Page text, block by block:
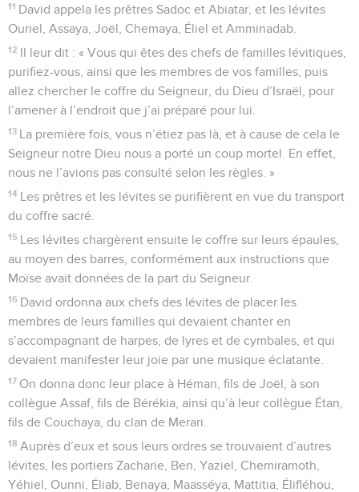
11 David appela les prêtres Sadoc et Abiatar, et les lévites
Ouriel, Assaya, Joël, Chemaya, Éliel et Amminadab.
12 Il leur dit : « Vous qui êtes des chefs de familles lévitiques,
purifiez-vous, ainsi que les membres de vos familles, puis
allez chercher le coffre du Seigneur, du Dieu d’Israël, pour
l’amener à l’endroit que j’ai préparé pour lui.
13 La première fois, vous n’étiez pas là, et à cause de cela le
Seigneur notre Dieu nous a porté un coup mortel. En effet,
nous ne l’avions pas consulté selon les règles. »
14 Les prêtres et les lévites se purifièrent en vue du transport
du coffre sacré.
15 Les lévites chargèrent ensuite le coffre sur leurs épaules,
au moyen des barres, conformément aux instructions que
Moïse avait données de la part du Seigneur.
16 David ordonna aux chefs des lévites de placer les
membres de leurs familles qui devaient chanter en
s’accompagnant de harpes, de lyres et de cymbales, et qui
devaient manifester leur joie par une musique éclatante.
17 On donna donc leur place à Héman, fils de Joël, à son
collègue Assaf, fils de Bérékia, ainsi qu’à leur collègue Étan,
fils de Couchaya, du clan de Merari.
18 Auprès d’eux et sous leurs ordres se trouvaient d’autres
lévites, les portiers Zacharie, Ben, Yaziel, Chemiramoth,
Yéhiel, Ounni, Éliab, Benaya, Maasséya, Mattitia, Élifléhou,